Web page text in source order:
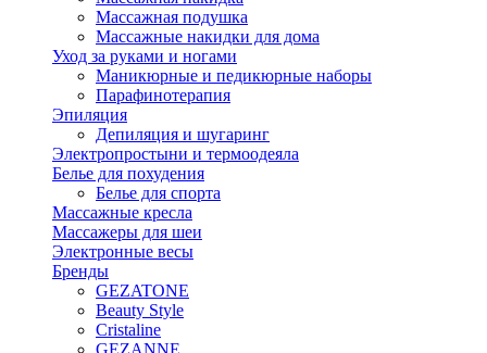
Массажная подушка
Массажные накидки для дома
Уход за руками и ногами
Маникюрные и педикюрные наборы
Парафинотерапия
Эпиляция
Депиляция и шугаринг
Электропростыни и термоодеяла
Белье для похудения
Белье для спорта
Массажные кресла
Массажеры для шеи
Электронные весы
Бренды
GEZATONE
Beauty Style
Cristaline
GEZANNE